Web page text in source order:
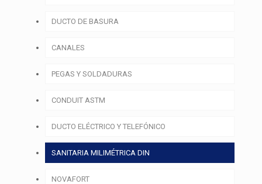
DUCTO DE BASURA
CANALES
PEGAS Y SOLDADURAS
CONDUIT ASTM
DUCTO ELÉCTRICO Y TELEFÓNICO
SANITARIA MILIMÉTRICA DIN
NOVAFORT